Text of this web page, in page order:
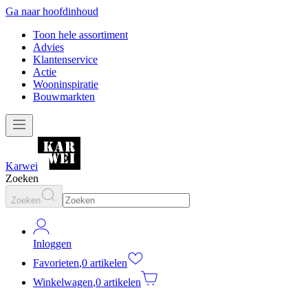
Ga naar hoofdinhoud
Toon hele assortiment
Advies
Klantenservice
Actie
Wooninspiratie
Bouwmarkten
Karwei
Zoeken
Zoeken
Inloggen
Favorieten,0 artikelen
Winkelwagen,0 artikelen